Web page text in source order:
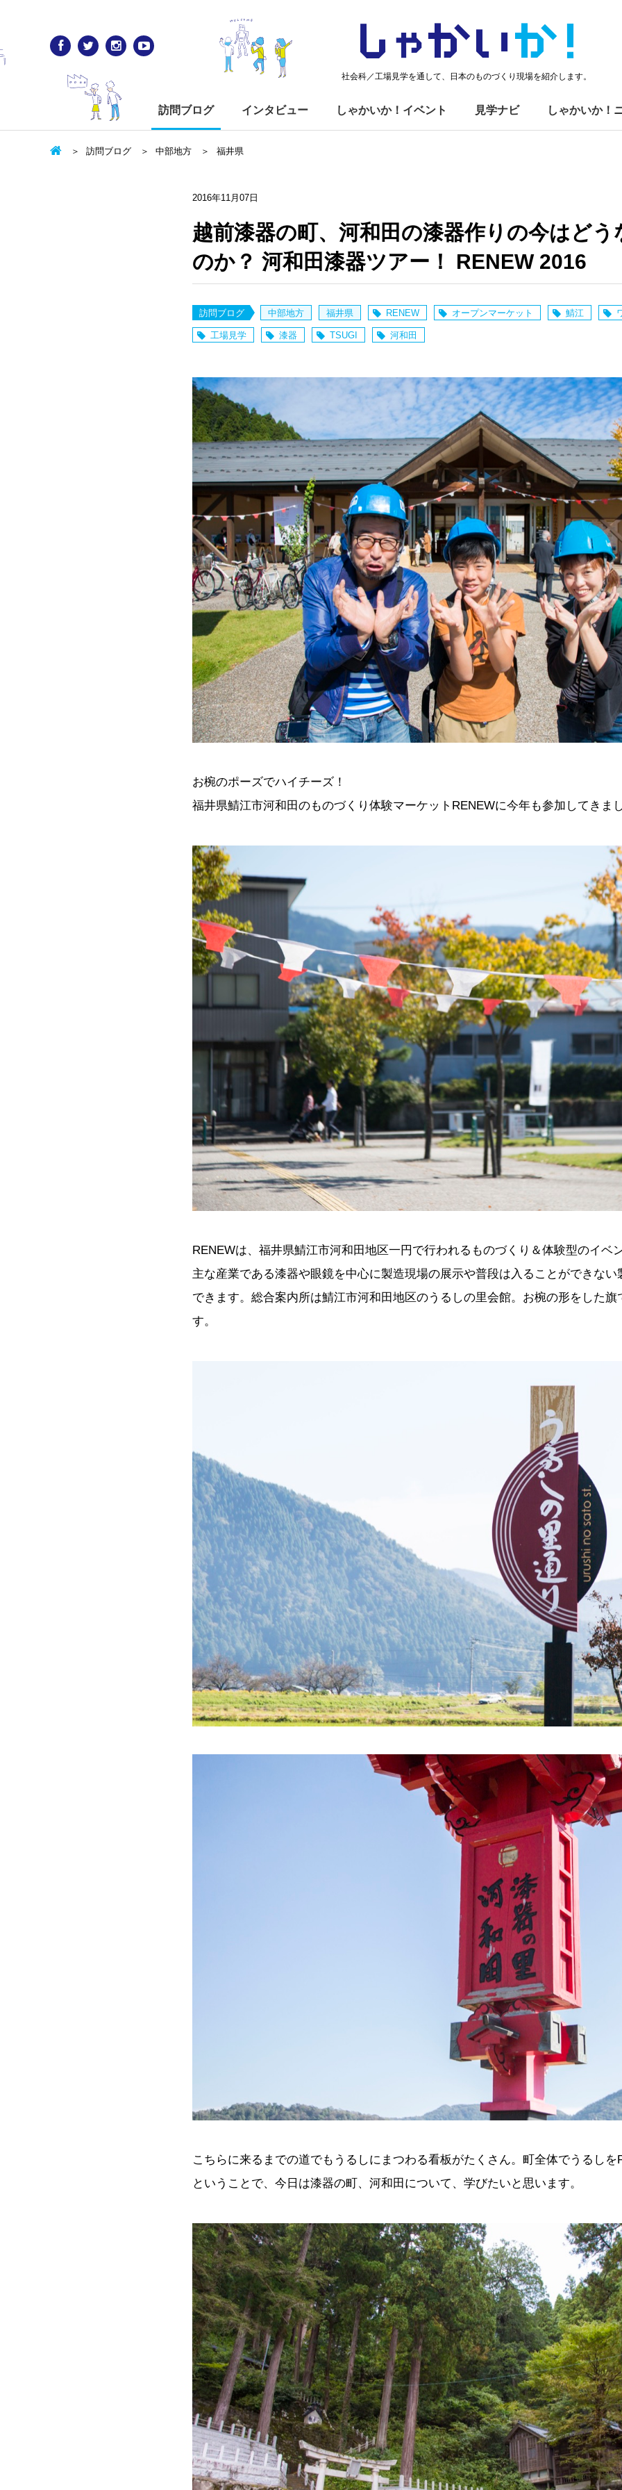
しゃかいか！
社会科／工場見学を通して、日本のものづくり現場を紹介します。
訪問ブログ インタビュー しゃかいか！イベント 見学ナビ しゃかいか！
訪問ブログ 中部地方 福井県
2016年11月07日
越前漆器の町、河和田の漆器作りの今はど
のか？ 河和田漆器ツアー！ RENEW 2016
訪問ブログ 中部地方 福井県 RENEW オープンマーケット 鯖江
工場見学 漆器 TSUGI 河和田
お椀のポーズでハイチーズ！
福井県鯖江市河和田のものづくり体験マーケットRENEWに今年も参加してきま
RENEWは、福井県鯖江市河和田地区一円で行われるものづくり＆体験型のイベ
主な産業である漆器や眼鏡を中心に製造現場の展示や普段は入ることができな
できます。総合案内所は鯖江市河和田地区のうるしの里会館。お椀の形をした
す。
こちらに来るまでの道でもうるしにまつわる看板がたくさん。町全体でうるしを
ということで、今日は漆器の町、河和田について、学びたいと思います。